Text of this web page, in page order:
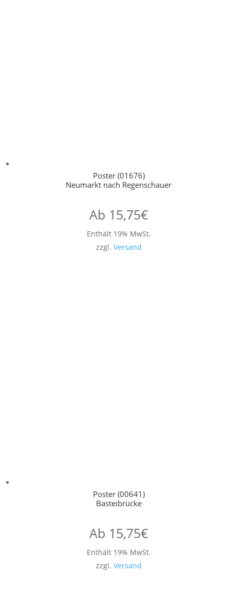
Poster (01676)
Neumarkt nach Regenschauer
Ab 15,75€
Enthält 19% MwSt.
zzgl. Versand
Poster (00641)
Basteibrücke
Ab 15,75€
Enthält 19% MwSt.
zzgl. Versand